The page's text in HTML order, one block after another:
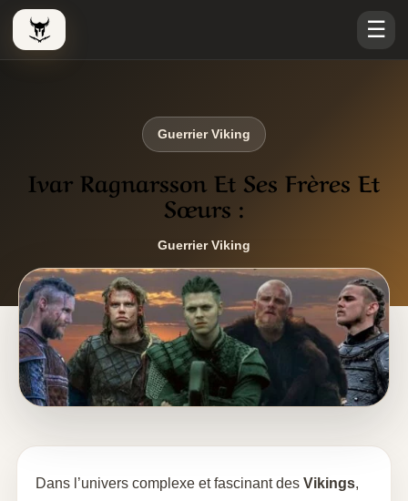
Le Viking Couteau ☰
Guerrier Viking
Ivar Ragnarsson Et Ses Frères Et
Sœurs :
Guerrier Viking
Dans l’univers complexe et fascinant des Vikings,